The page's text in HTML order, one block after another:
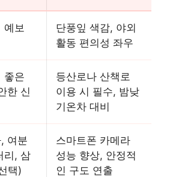
예보
단풍잎 색감, 야외
활동 편의성 좌우
좋은
한 신
등산로나 산책로
이용 시 필수, 밤낮
기온차 대비
여분
리, 삼
택)
스마트폰 카메라
성능 향상, 안정적
인 구도 연출